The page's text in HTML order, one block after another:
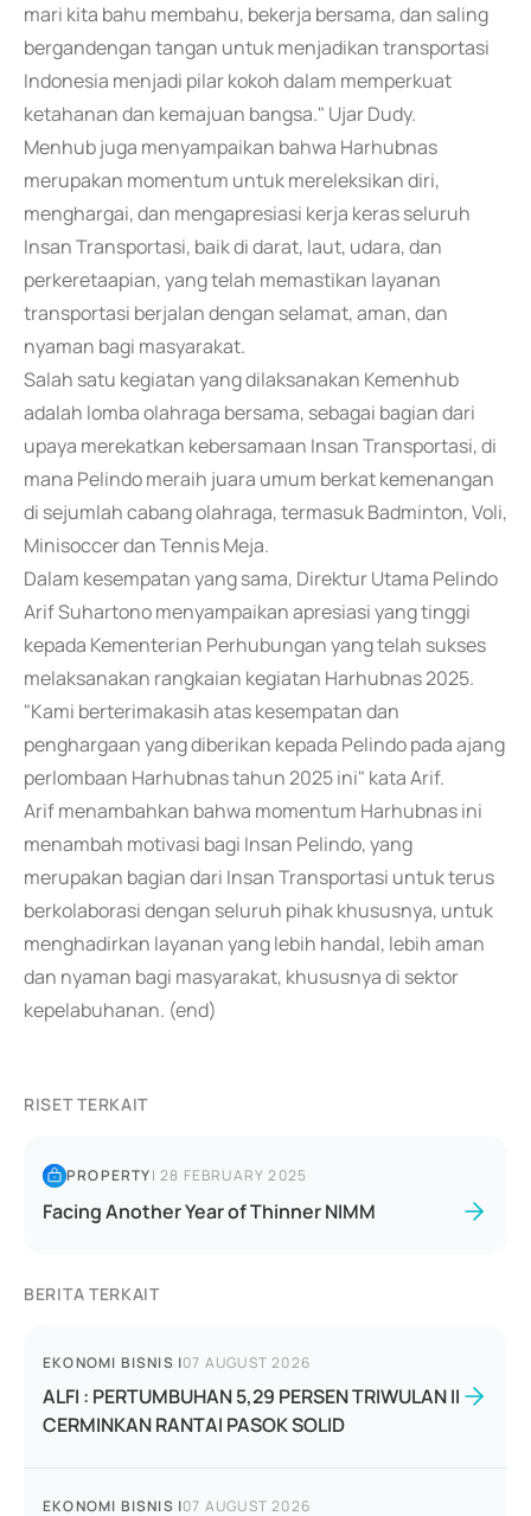
mari kita bahu membahu, bekerja bersama, dan saling
bergandengan tangan untuk menjadikan transportasi
Indonesia menjadi pilar kokoh dalam memperkuat
ketahanan dan kemajuan bangsa." Ujar Dudy.
Menhub juga menyampaikan bahwa Harhubnas
merupakan momentum untuk mereleksikan diri,
menghargai, dan mengapresiasi kerja keras seluruh
Insan Transportasi, baik di darat, laut, udara, dan
perkeretaapian, yang telah memastikan layanan
transportasi berjalan dengan selamat, aman, dan
nyaman bagi masyarakat.
Salah satu kegiatan yang dilaksanakan Kemenhub
adalah lomba olahraga bersama, sebagai bagian dari
upaya merekatkan kebersamaan Insan Transportasi, di
mana Pelindo meraih juara umum berkat kemenangan
di sejumlah cabang olahraga, termasuk Badminton, Voli,
Minisoccer dan Tennis Meja.
Dalam kesempatan yang sama, Direktur Utama Pelindo
Arif Suhartono menyampaikan apresiasi yang tinggi
kepada Kementerian Perhubungan yang telah sukses
melaksanakan rangkaian kegiatan Harhubnas 2025.
"Kami berterimakasih atas kesempatan dan
penghargaan yang diberikan kepada Pelindo pada ajang
perlombaan Harhubnas tahun 2025 ini" kata Arif.
Arif menambahkan bahwa momentum Harhubnas ini
menambah motivasi bagi Insan Pelindo, yang
merupakan bagian dari Insan Transportasi untuk terus
berkolaborasi dengan seluruh pihak khususnya, untuk
menghadirkan layanan yang lebih handal, lebih aman
dan nyaman bagi masyarakat, khususnya di sektor
kepelabuhanan. (end)
RISET TERKAIT
PROPERTY|28 FEBRUARY 2025
Facing Another Year of Thinner NIMM
BERITA TERKAIT
EKONOMI BISNIS |07 AUGUST 2026
ALFI : PERTUMBUHAN 5,29 PERSEN TRIWULAN II
CERMINKAN RANTAI PASOK SOLID
EKONOMI BISNIS |07 AUGUST 2026